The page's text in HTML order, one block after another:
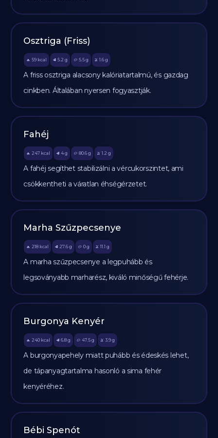
Osztriga (Friss)
🔥 59 kcal 🥩 5.2 g 🥔 5.5g 🫒 1.6 g
A friss osztriga alacsony kalóriatartalmú, és gazdag
cinkben. Általában nyersen fogyasztják.
Fahéj
🔥 247 kcal 🥩 4 g 🥔 80.6g 🫒 1.2 g
A fahéj segíthet stabilizálni a vércukorszintet, ami
csökkentheti a váratlan éhségérzetet.
Marha Szűzpecsenye
🔥 218 kcal 🥩 27.6 g 🥔 0g 🫒 11.1 g
A marha szűzpecsenye a legpuhább és
legsoványabb marharész, kiváló minőségű fehérje.
Burgonya Kenyér
🔥 240 kcal 🥩 6.8 g 🥔 47.5g 🫒 3.9 g
A burgonyapehely miatt puhább és édeskés lehet,
de tápanyagtartalma hasonló a sima fehér
kenyéréhez.
Bébi Spenót